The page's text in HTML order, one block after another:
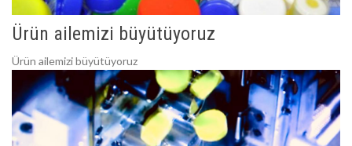
Ürün ailemizi büyütüyoruz
Ürün ailemizi büyütüyoruz